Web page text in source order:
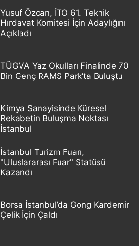
Yusuf Özcan, İTO 61. Teknik
Hırdavat Komitesi İçin Adaylığını
Açıkladı
TÜGVA Yaz Okulları Finalinde 70
Bin Genç RAMS Park’ta Buluştu
Kimya Sanayisinde Küresel
Rekabetin Buluşma Noktası
İstanbul
İstanbul Turizm Fuarı,
"Uluslararası Fuar" Statüsü
Kazandı
Borsa İstanbul’da Gong Kardemir
Çelik İçin Çaldı